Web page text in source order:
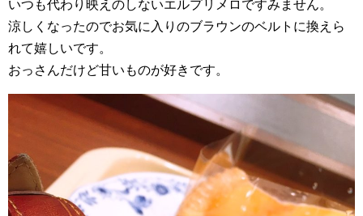
いつも代わり映えのしないエルプリメロですみません。
涼しくなったのでお気に入りのブラウンのベルトに換えら
れて嬉しいです。
おっさんだけど甘いものが好きです。